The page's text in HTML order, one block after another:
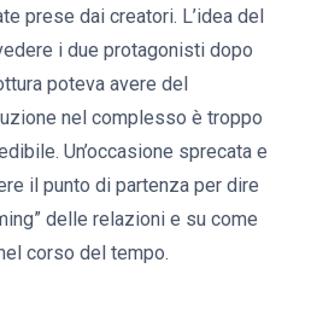
prese dai creatori. L’idea del
i due protagonisti dopo
poteva avere del
nel complesso è troppo
Un’occasione sprecata e
il punto di partenza per dire
delle relazioni e su come
corso del tempo.